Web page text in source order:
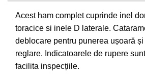
Acest ham complet cuprinde inel
toracice si inele D laterale.
deblocare pentru punerea ușoară
reglare. Indicatoarele de rupere
facilita inspecțiile.